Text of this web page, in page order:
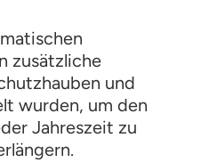
zusätzliche
und
wurden, um den
Jahreszeit zu